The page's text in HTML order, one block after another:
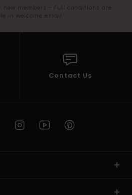
new members - Full conditions are
in welcome email
Contact Us